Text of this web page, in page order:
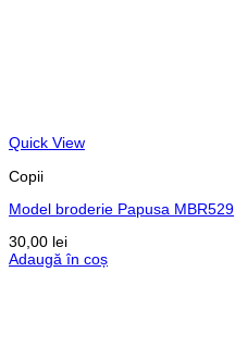
Quick View
Copii
Model broderie Papusa MBR529
30,00 lei
Adaugă în coș